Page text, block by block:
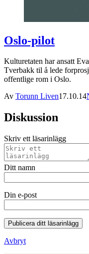
Oslo-pilot
Kulturetaten har ansatt
Tverbakk til å lede
offentlige rom i Oslo.
Av Torunn Liven17.10.14
Diskussion
Skriv ett läsarinlägg
Ditt namn
Din e-post
Publicera ditt läsarinlägg
Avbryt